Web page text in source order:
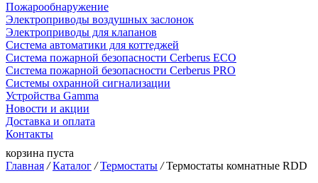
Пожарообнаружение
Электроприводы воздушных заслонок
Электроприводы для клапанов
Система автоматики для коттеджей
Система пожарной безопасности Cerberus ECO
Система пожарной безопасности Cerberus PRO
Системы охранной сигнализации
Устройства Gamma
Новости и акции
Доставка и оплата
Контакты
корзина пуста
Главная / Каталог / Термостаты / Термостаты комнатные RDD